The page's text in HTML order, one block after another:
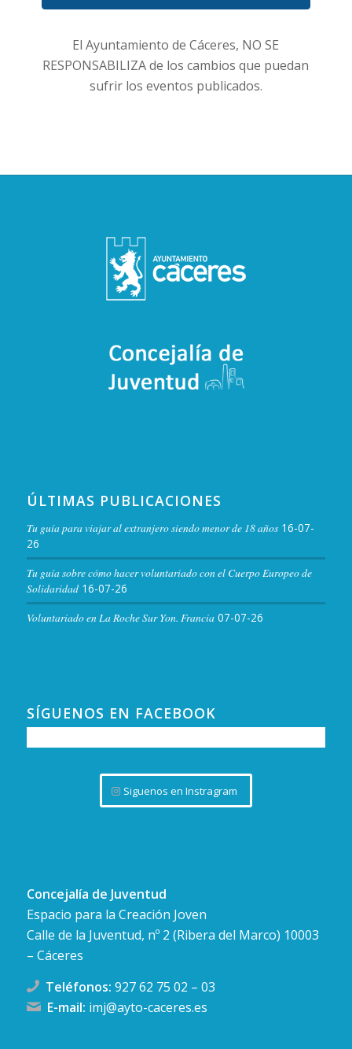
El Ayuntamiento de Cáceres, NO SE
RESPONSABILIZA de los cambios que puedan
sufrir los eventos publicados.
ÚLTIMAS PUBLICACIONES
Tu guía para viajar al extranjero siendo menor de 18 años 16-07-
26
Tu guía sobre cómo hacer voluntariado con el Cuerpo Europeo de
Solidaridad 16-07-26
Voluntariado en La Roche Sur Yon. Francia 07-07-26
SÍGUENOS EN FACEBOOK
Siguenos en Instragram
Concejalía de Juventud
Espacio para la Creación Joven
Calle de la Juventud, nº 2 (Ribera del Marco) 10003
– Cáceres
Teléfonos: 927 62 75 02 – 03
E-mail: imj@ayto-caceres.es